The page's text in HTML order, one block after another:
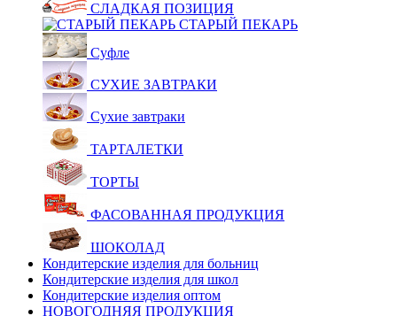
СЛАДКАЯ ПОЗИЦИЯ
СТАРЫЙ ПЕКАРЬ
Суфле
СУХИЕ ЗАВТРАКИ
Сухие завтраки
ТАРТАЛЕТКИ
ТОРТЫ
ФАСОВАННАЯ ПРОДУКЦИЯ
ШОКОЛАД
Кондитерские изделия для больниц
Кондитерские изделия для школ
Кондитерские изделия оптом
НОВОГОДНЯЯ ПРОДУКЦИЯ